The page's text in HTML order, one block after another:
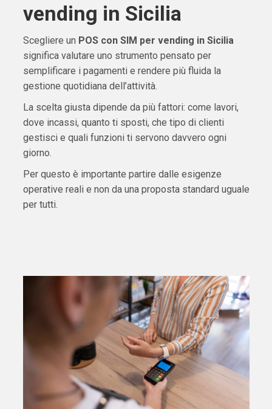
vending in Sicilia
Scegliere un POS con SIM per vending in Sicilia
significa valutare uno strumento pensato per
semplificare i pagamenti e rendere più fluida la
gestione quotidiana dell’attività.
La scelta giusta dipende da più fattori: come lavori,
dove incassi, quanto ti sposti, che tipo di clienti
gestisci e quali funzioni ti servono davvero ogni
giorno.
Per questo è importante partire dalle esigenze
operative reali e non da una proposta standard uguale
per tutti.